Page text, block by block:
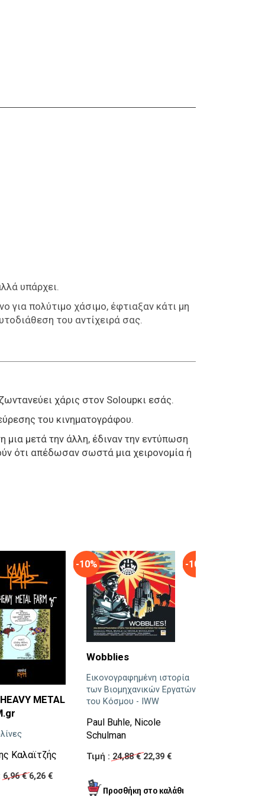
υπάρχει.
για πολύτιμο χάσιμο, έφτιαξαν κάτι μη
του αντίχειρά σας.
χάρις στον Soloupκι εσάς.
του κινηματογράφου.
μετά την άλλη, έδιναν την εντύπωση
ότι απέδωσαν σωστά μια χειρονομία ή
METAL
Καλαϊτζής
6,96 €6,26 €
-10%
Wobblies
Εικονογραφημένη ιστορία
των Βιομηχανικών Εργατών
του Κόσμου - IWW
Paul Buhle, Nicole
Schulman
Τιμή : 24,88 €22,39 €
-10%